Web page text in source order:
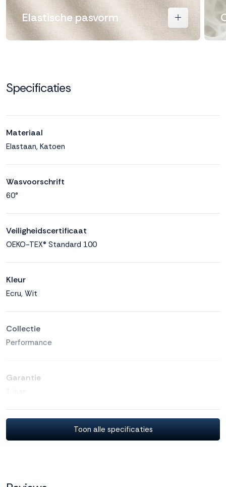
Elastische pasvorm
Specificaties
Materiaal
Elastaan, Katoen
Wasvoorschrift
60°
Veiligheidscertificaat
OEKO-TEX® Standard 100
Kleur
Ecru, Wit
Collectie
Performance
Garantie
Nederland
Toon alle specificaties